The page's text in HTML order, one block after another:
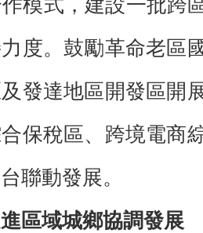
模式，建設一批跨
度。鼓勵革命老區
發達地區開發區開
保稅區、跨境電商
聯動發展。
區域城鄉協調發展